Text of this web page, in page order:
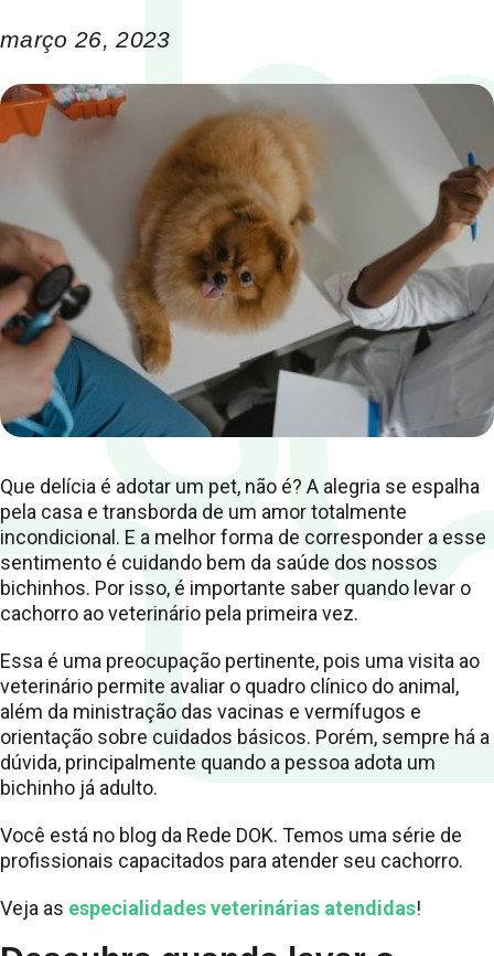
março 26, 2023
Que delícia é adotar um pet, não é? A alegria se espalha
pela casa e transborda de um amor totalmente
incondicional. E a melhor forma de corresponder a esse
sentimento é cuidando bem da saúde dos nossos
bichinhos. Por isso, é importante saber quando levar o
cachorro ao veterinário pela primeira vez.
Essa é uma preocupação pertinente, pois uma visita ao
veterinário permite avaliar o quadro clínico do animal,
além da ministração das vacinas e vermífugos e
orientação sobre cuidados básicos. Porém, sempre há a
dúvida, principalmente quando a pessoa adota um
bichinho já adulto.
Você está no blog da Rede DOK. Temos uma série de
profissionais capacitados para atender seu cachorro.
Veja as especialidades veterinárias atendidas!